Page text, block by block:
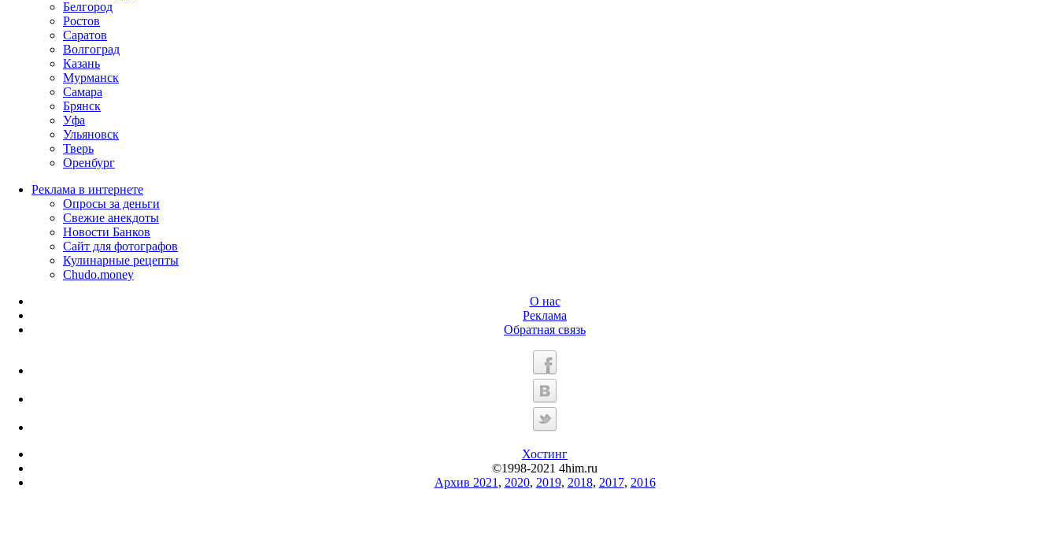
Белгород
Ростов
Саратов
Волгоград
Казань
Мурманск
Самара
Брянск
Уфа
Ульяновск
Тверь
Оренбург
Реклама в интернете
Опросы за деньги
Свежие анекдоты
Новости Банков
Сайт для фотографов
Кулинарные рецепты
Chudo.money
О нас
Реклама
Обратная связь
Хостинг
©1998-2021 4him.ru
Архив 2021 , 2020, 2019, 2018, 2017, 2016